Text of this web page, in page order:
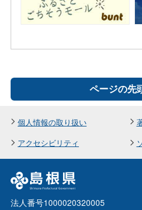
ページの先
個人情報の取り扱い
アクセシビリティ
法人番号1000020320005